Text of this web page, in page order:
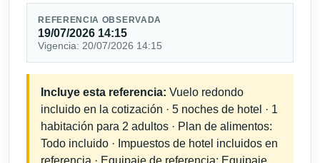
REFERENCIA OBSERVADA
19/07/2026 14:15
Vigencia: 20/07/2026 14:15
Incluye esta referencia: Vuelo redondo
incluido en la cotización · 5 noches de hotel · 1
habitación para 2 adultos · Plan de alimentos:
Todo incluido · Impuestos de hotel incluidos en